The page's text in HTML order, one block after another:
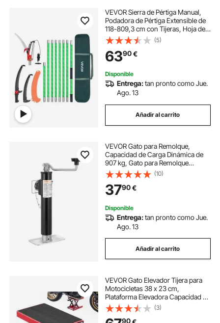
VEVOR Sierra de Pértiga Manual,
Podadora de Pértiga Extensible de
118-809,3 cm con Tijeras, Hoja de
Acero de 65 Mn, Mango Ligero de
Fibra de Vidrio para Podar Ramas
Altas, Palmeras y Arbustos
(5)
6390€
Disponible
Entrega:tan pronto como Jue.
Ago. 13
Añadir al carrito
VEVOR Gato para Remolque,
Capacidad de Carga Dinámica de
907 kg, Gato para Remolque
Giratorio con Montaje en Tubería
Soldable Soporte de Elevación de
254 mm con Manija para Remolque
para Yates
(10)
3790€
Disponible
Entrega:tan pronto como Jue.
Ago. 13
Añadir al carrito
VEVOR Gato Elevador Tijera para
Motocicletas 38 x 23 cm,
Plataforma Elevadora Capacidad de
499 kg, Caballete para Moto
Elevación de 95 a 340 mm para
(3)
90